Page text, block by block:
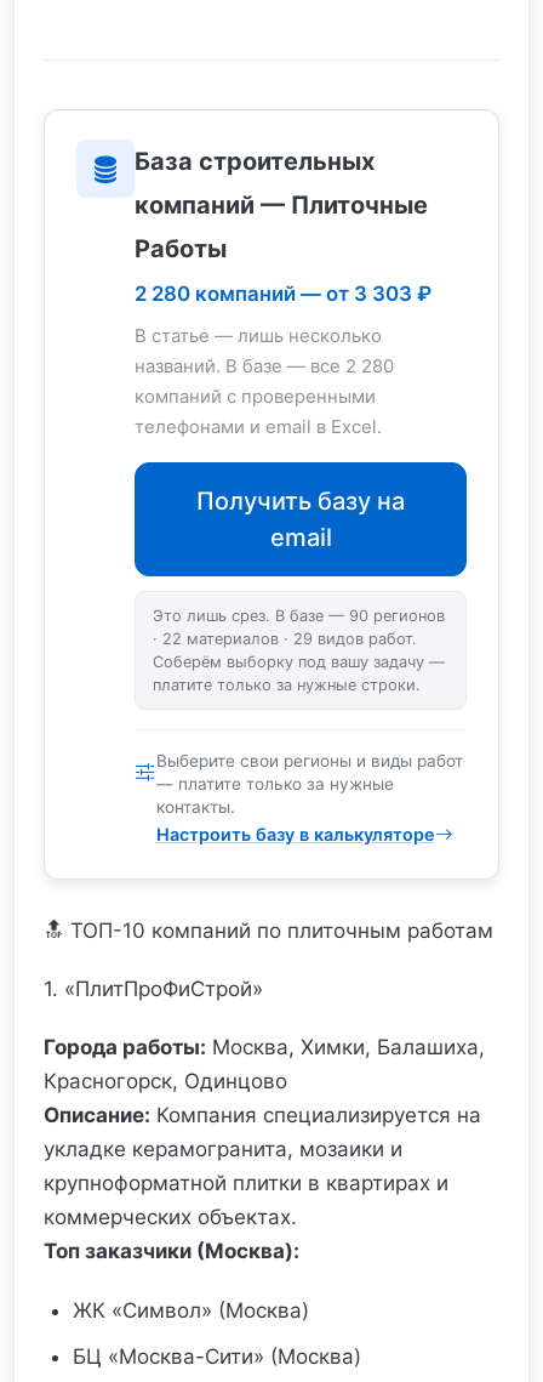
База строительных
компаний — Плиточные
Работы
2 280 компаний — от 3 303 ₽
В статье — лишь несколько
названий. В базе — все 2 280
компаний с проверенными
телефонами и email в Excel.
Получить базу на
email
Это лишь срез. В базе — 90 регионов
· 22 материалов · 29 видов работ.
Соберём выборку под вашу задачу —
платите только за нужные строки.
Выберите свои регионы и виды работ
— платите только за нужные
контакты.
Настроить базу в калькуляторе
🔝 ТОП-10 компаний по плиточным работам
1. «ПлитПроФиСтрой»
Города работы: Москва, Химки, Балашиха,
Красногорск, Одинцово
Описание: Компания специализируется на
укладке керамогранита, мозаики и
крупноформатной плитки в квартирах и
коммерческих объектах.
Топ заказчики (Москва):
ЖК «Символ» (Москва)
БЦ «Москва-Сити» (Москва)